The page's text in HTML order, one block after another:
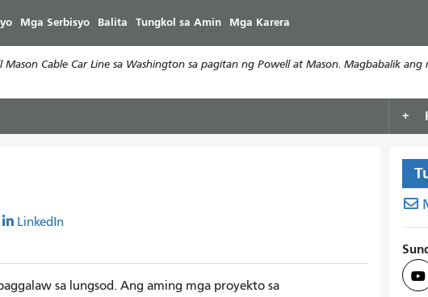
ang
pangunahing
nilalaman
Mga Serbisyo Balita Tungkol sa Amin Mga Karera
Mason Cable Car Line sa Washington sa pagitan ng Powell at Mason. Magbabalik
LinkedIn
sa lungsod. Ang aming mga proyekto sa
